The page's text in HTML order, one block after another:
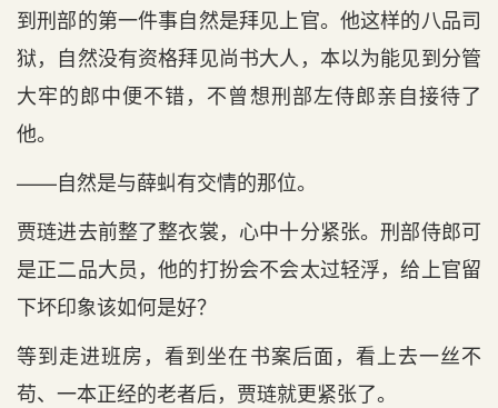
到刑部的第一件事自然是拜见上官。他这样的八品司
狱，自然没有资格拜见尚书大人，本以为能见到分管
大牢的郎中便不错，不曾想刑部左侍郎亲自接待了
他。
——自然是与薛虯有交情的那位。
贾琏进去前整了整衣裳，心中十分紧张。刑部侍郎可
是正二品大员，他的打扮会不会太过轻浮，给上官留
下坏印象该如何是好？
等到走进班房，看到坐在书案后面，看上去一丝不
苟、一本正经的老者后，贾琏就更紧张了。